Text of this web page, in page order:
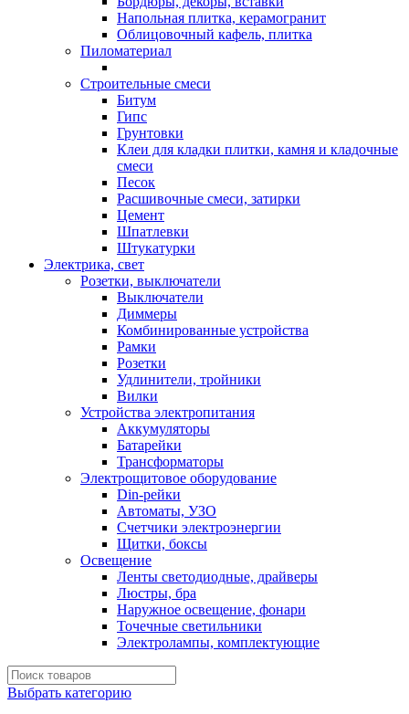
Напольная плитка, керамогранит
Облицовочный кафель, плитка
Пиломатериал
Строительные смеси
Битум
Гипс
Грунтовки
Клеи для кладки плитки, камня и кладочные
смеси
Песок
Расшивочные смеси, затирки
Цемент
Шпатлевки
Штукатурки
Электрика, свет
Розетки, выключатели
Выключатели
Диммеры
Комбинированные устройства
Рамки
Розетки
Удлинители, тройники
Вилки
Устройства электропитания
Аккумуляторы
Батарейки
Трансформаторы
Электрощитовое оборудование
Din-рейки
Автоматы, УЗО
Счетчики электроэнергии
Щитки, боксы
Освещение
Ленты светодиодные, драйверы
Люстры, бра
Наружное освещение, фонари
Точечные светильники
Электролампы, комплектующие
Выбрать категорию